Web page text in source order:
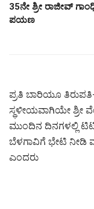
35ನೇ ಶ್ರೀ ರಾಜೀವ್
ಪಯಣ
ಪ್ರತಿ ಬಾರಿಯೂ
ಸ್ಥಳೀಯವಾಗಿಯೇ ಶ್ರೀ
ಮುಂದಿನ ದಿನಗಳಲ್ಲಿ
ಬೆಳಗಾವಿಗೆ ಭೇಟಿ ನೀಡಿ
ಎಂದರು